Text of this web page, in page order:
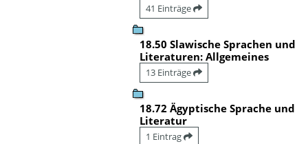
41 Einträge
18.50 Slawische Sprachen und
Literaturen: Allgemeines
13 Einträge
18.72 Ägyptische Sprache und
Literatur
1 Eintrag